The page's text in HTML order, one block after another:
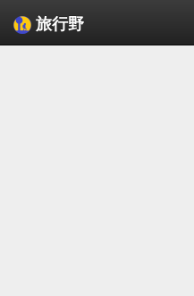
旅行野